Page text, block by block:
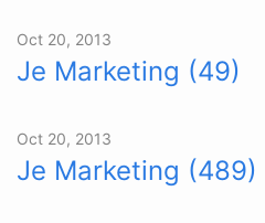
Oct 20, 2013
Je Marketing (49)
Oct 20, 2013
Je Marketing (489)